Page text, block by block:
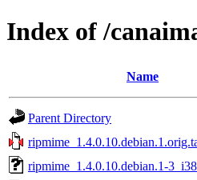
Index of /
Name
Parent Directory
ripmime_1.4.0.10.debian.1-